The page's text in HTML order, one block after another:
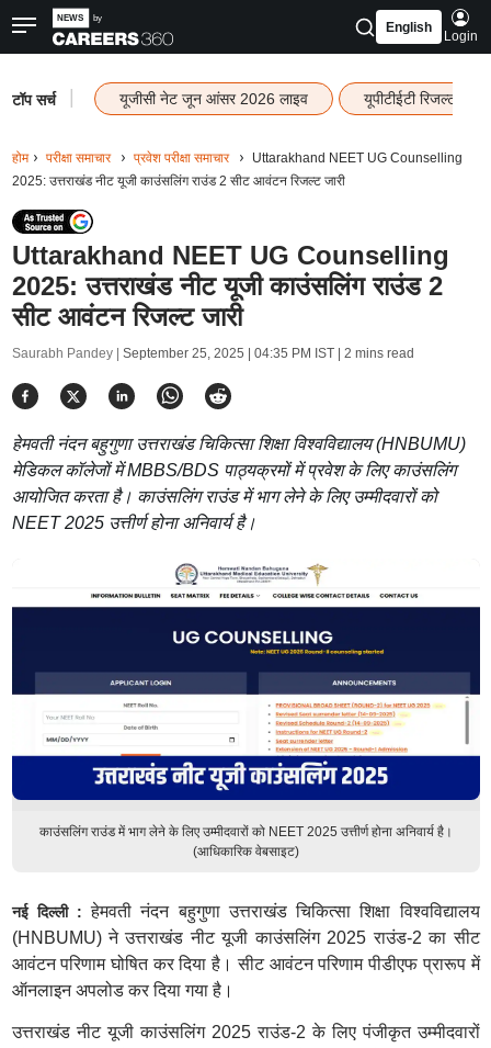
English
Login
टॉप सर्च यूजीसी नेट जून आंसर 2026 लाइव यूपीटीईटी रिजल्ट
होम परीक्षा समाचार प्रवेश परीक्षा समाचार
Uttarakhand NEET UG Counselling
2025: उत्तराखंड नीट यूजी काउंसलिंग राउंड 2 सीट आवंटन रिजल्ट जारी
Uttarakhand NEET UG Counselling
2025: उत्तराखंड नीट यूजी काउंसलिंग राउंड 2
सीट आवंटन रिजल्ट जारी
Saurabh Pandey | September 25, 2025 | 04:35 PM IST| 2 mins read
हेमवती नंदन बहुगुणा उत्तराखंड चिकित्सा शिक्षा विश्वविद्यालय (HNBUMU)
मेडिकल कॉलेजों में MBBS/BDS पाठ्यक्रमों में प्रवेश के लिए काउंसलिंग
आयोजित करता है। काउंसलिंग राउंड में भाग लेने के लिए उम्मीदवारों को
NEET 2025 उत्तीर्ण होना अनिवार्य है।
काउंसलिंग राउंड में भाग लेने के लिए उम्मीदवारों को NEET 2025 उत्तीर्ण होना अनिवार्य है।
(आधिकारिक वेबसाइट)
नई दिल्ली : हेमवती नंदन बहुगुणा उत्तराखंड चिकित्सा शिक्षा विश्वविद्यालय
(HNBUMU) ने उत्तराखंड नीट यूजी काउंसलिंग 2025 राउंड-2 का सीट
आवंटन परिणाम घोषित कर दिया है। सीट आवंटन परिणाम पीडीएफ प्रारूप में
ऑनलाइन अपलोड कर दिया गया है।
उत्तराखंड नीट यूजी काउंसलिंग 2025 राउंड-2 के लिए पंजीकृत उम्मीदवारों